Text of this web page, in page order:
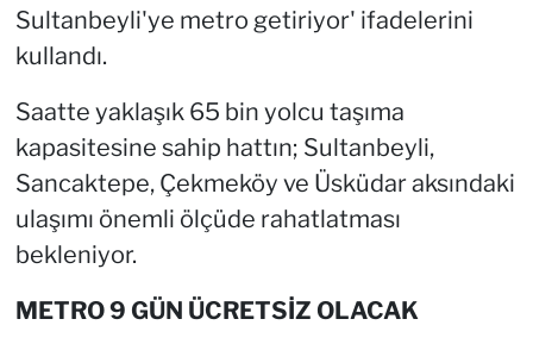
Sultanbeyli'ye metro getiriyor' ifadelerini
kullandı.
Saatte yaklaşık 65 bin yolcu taşıma
kapasitesine sahip hattın; Sultanbeyli,
Sancaktepe, Çekmeköy ve Üsküdar aksındaki
ulaşımı önemli ölçüde rahatlatması
bekleniyor.
METRO 9 GÜN ÜCRETSİZ OLACAK